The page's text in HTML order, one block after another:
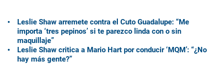
Leslie Shaw arremete contra el Cuto Guadalupe: “Me
importa ‘tres pepinos’ si te parezco linda con o sin
maquillaje”
Leslie Shaw critica a Mario Hart por conducir ‘MQM’: “¿No
hay más gente?”